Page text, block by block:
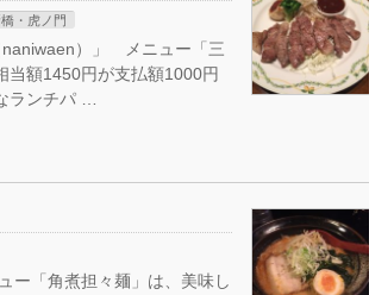
橋・虎ノ門
naniwaen）」 メニュー「三
当額1450円が支払額1000円
ランチパ …
ー「角煮担々麺」は、美味し